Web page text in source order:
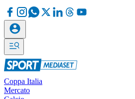
Coppa Italia
Mercato